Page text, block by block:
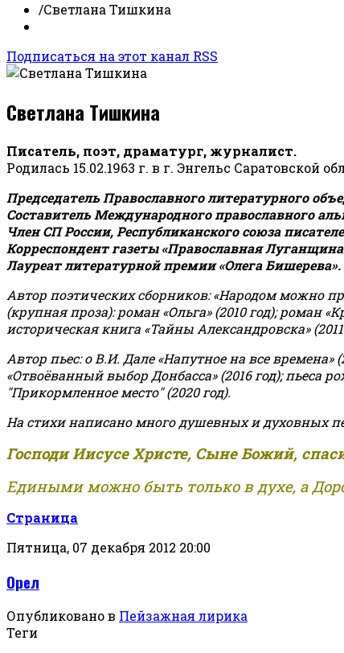
/Светлана Тишкина
Подписаться на этот канал RSS
Светлана Тишкина
Писатель, поэт, драматург, журналист.
Родилась 15.02.1963 г. в г. Энгельс Саратовской
Председатель Православного литературного
Составитель Международного православного
Член СП России, Республиканского союза
Корреспондент газеты «Православная
Лауреат литературной премии «Олега Бишерева».
Автор поэтических сборников: «Народом можно
(крупная проза): роман «Ольга» (2010 год); роман
историческая книга «Тайны Александровска»
Автор пьес: о В.И. Дале «Напутное на все времена»
«Отвоёванный выбор Донбасса» (2016 год); пьеса
"Прикормленное место" (2020 год).
На стихи написано много душевных и духовных
Господи Иисусе Христе, Сыне Божий,
Едиными можно быть только в духе, а
Страница
Пятница, 07 декабря 2012 20:00
Орел
Опубликовано в Пейзажная лирика
Теги